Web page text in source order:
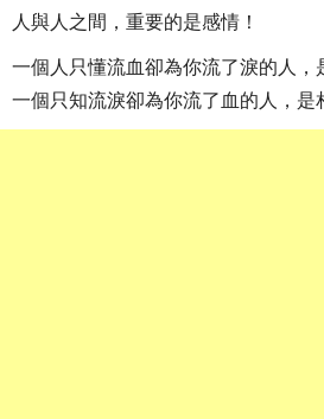
人與人之間，重要的是感情！
一個人只懂流血卻為你流了淚的人，
一個只知流淚卻為你流了血的人，是